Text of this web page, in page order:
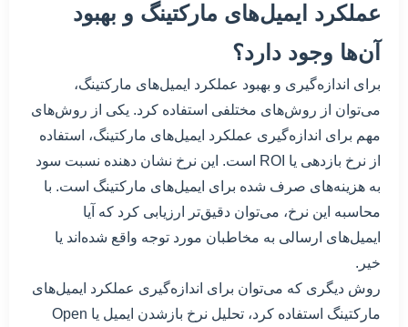
عملکرد ایمیل‌های مارکتینگ و بهبود
آن‌ها وجود دارد؟
برای اندازه‌گیری و بهبود عملکرد ایمیل‌های مارکتینگ،
می‌توان از روش‌های مختلفی استفاده کرد. یکی از روش‌های
مهم برای اندازه‌گیری عملکرد ایمیل‌های مارکتینگ، استفاده
از نرخ بازدهی یا ROI است. این نرخ نشان دهنده نسبت سود
به هزینه‌های صرف شده برای ایمیل‌های مارکتینگ است. با
محاسبه این نرخ، می‌توان دقیق‌تر ارزیابی کرد که آیا
ایمیل‌های ارسالی به مخاطبان مورد توجه واقع شده‌اند یا
خیر.
روش دیگری که می‌توان برای اندازه‌گیری عملکرد ایمیل‌های
مارکتینگ استفاده کرد، تحلیل نرخ بازشدن ایمیل یا Open